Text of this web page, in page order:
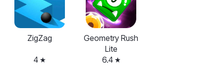
ZigZag
4
Geometry Rush
Lite
6.4